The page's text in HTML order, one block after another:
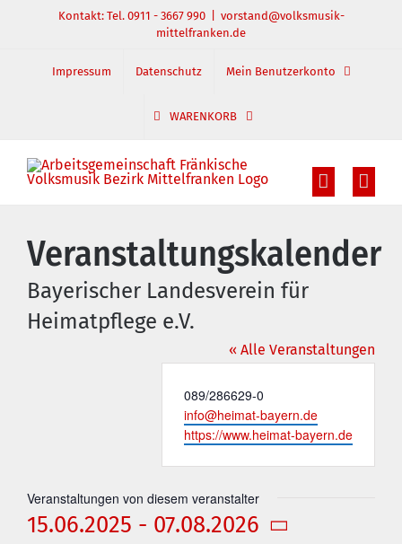
springen
Kontakt: Tel. 0911 - 3667 990
vorstand@volksmusik-
mittelfranken.de
Impressum Datenschutz Mein Benutzerkonto
WARENKORB
Veranstaltungskalender
Bayerischer Landesverein für
Heimatpflege e.V.
« Alle Veranstaltungen
Telefon
089/286629-0
Email
info@heimat-bayern.de
Webseite
https://www.heimat-bayern.de
Veranstaltungen von diesem veranstalter
15.06.2025 - 07.08.2026